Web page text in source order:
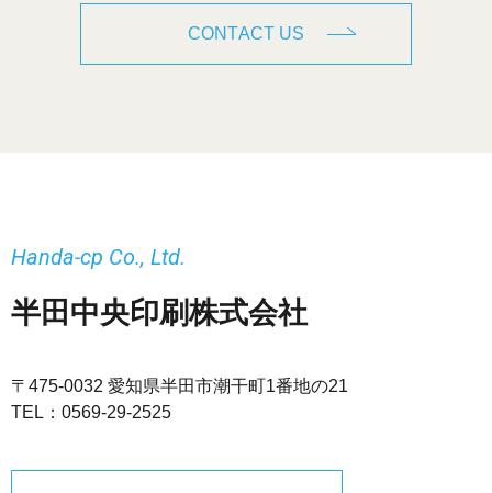
CONTACT US
半田中央印刷株式会社
Handa-cp Co., Ltd.
〒475-0032 愛知県半田市潮干町1番地の21
TEL： 0569-29-2525